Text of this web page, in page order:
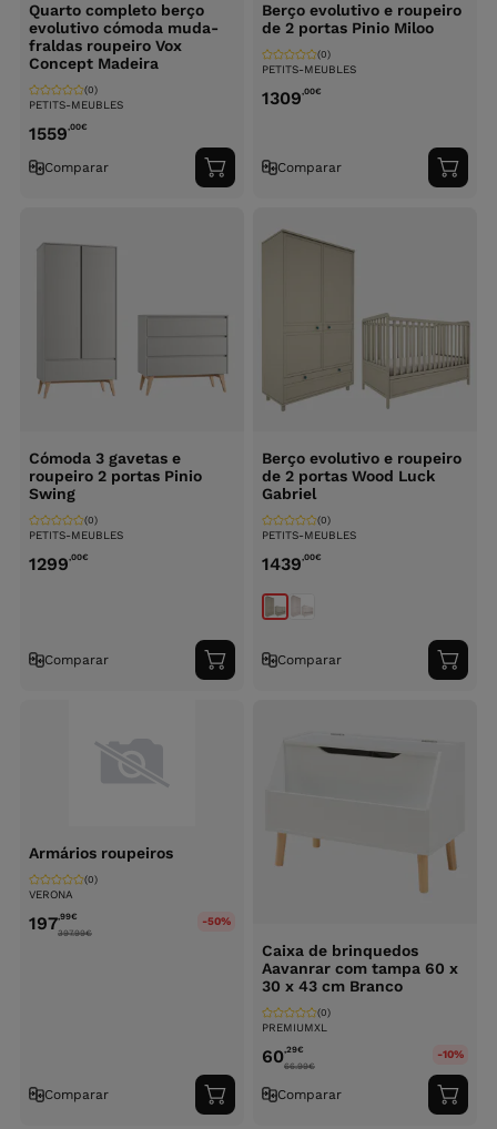
Quarto completo berço
evolutivo cómoda muda-
fraldas roupeiro Vox
Concept Madeira
PETITS-MEUBLES
(0)
1559,00€
Comparar
Adicionar
ao
Berço evolutivo e roupeiro
de 2 portas Pinio Miloo
PETITS-MEUBLES
(0)
1309,00€
Comparar
ao
Cómoda 3 gavetas e
roupeiro 2 portas Pinio
Swing
PETITS-MEUBLES
(0)
1299,00€
Comparar
Adicionar
ao
Berço evolutivo e roupeiro
de 2 portas Wood Luck
Gabriel
PETITS-MEUBLES
(0)
1439,00€
Comparar
ao
Armários roupeiros
VERONA
(0)
197 ,99€
397.99€
-50%
Comparar
Adicionar
ao
Caixa de brinquedos
Aavanrar com tampa 60 x
30 x 43 cm Branco
PREMIUMXL
(0)
60,29€
66.99€
-10%
Comparar
ao